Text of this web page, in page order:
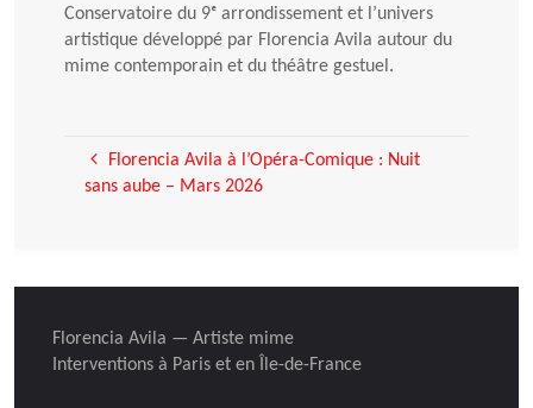
Conservatoire du 9ᵉ arrondissement et l’univers
artistique développé par Florencia Avila autour du
mime contemporain et du théâtre gestuel.
Florencia Avila à l’Opéra-Comique : Nuit
sans aube – Mars 2026
Florencia Avila — Artiste mime
Interventions à Paris et en Île-de-France